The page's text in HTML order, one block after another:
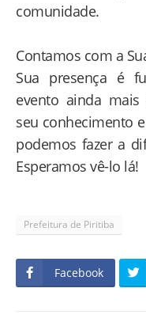
comunidade.
Contamos com a
Sua presença é
evento ainda mais
seu conhecimento
podemos fazer a
Esperamos vê-lo lá!
Prefeitura de Piritiba
Facebook